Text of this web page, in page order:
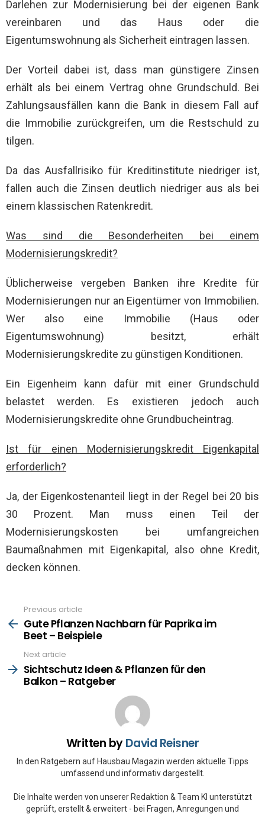
Darlehen zur Modernisierung bei der eigenen Bank
vereinbaren und das Haus oder die
Eigentumswohnung als Sicherheit eintragen lassen.
Der Vorteil dabei ist, dass man günstigere Zinsen
erhält als bei einem Vertrag ohne Grundschuld. Bei
Zahlungsausfällen kann die Bank in diesem Fall auf
die Immobilie zurückgreifen, um die Restschuld zu
tilgen.
Da das Ausfallrisiko für Kreditinstitute niedriger ist,
fallen auch die Zinsen deutlich niedriger aus als bei
einem klassischen Ratenkredit.
Was sind die Besonderheiten bei einem
Modernisierungskredit?
Üblicherweise vergeben Banken ihre Kredite für
Modernisierungen nur an Eigentümer von Immobilien.
Wer also eine Immobilie (Haus oder
Eigentumswohnung) besitzt, erhält
Modernisierungskredite zu günstigen Konditionen.
Ein Eigenheim kann dafür mit einer Grundschuld
belastet werden. Es existieren jedoch auch
Modernisierungskredite ohne Grundbucheintrag.
Ist für einen Modernisierungskredit Eigenkapital
erforderlich?
Ja, der Eigenkostenanteil liegt in der Regel bei 20 bis
30 Prozent. Man muss einen Teil der
Modernisierungskosten bei umfangreichen
Baumaßnahmen mit Eigenkapital, also ohne Kredit,
decken können.
more
Previous article
Gute Pflanzen Nachbarn für Paprika im
Beet – Beispiele
Next article
Sichtschutz Ideen & Pflanzen für den
Balkon – Ratgeber
Written byDavid Reisner
In den Ratgebern auf Hausbau Magazin werden aktuelle Tipps
umfassend und informativ dargestellt.
Die Inhalte werden von unserer Redaktion & Team KI unterstützt
geprüft, erstellt & erweitert - bei Fragen, Anregungen und